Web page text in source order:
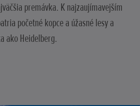
premávka. K najzaujímavejším
početné kopce a úžasné lesy a
ako Heidelberg.